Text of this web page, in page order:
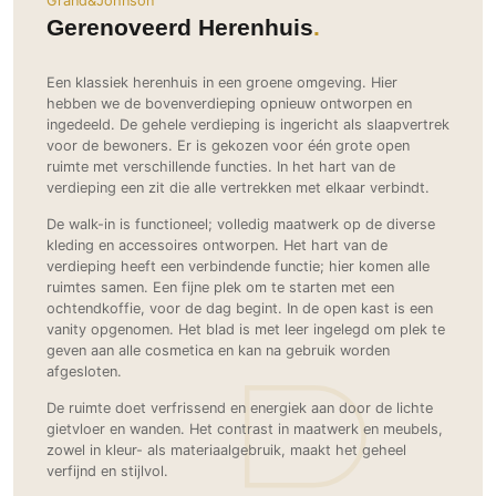
Woondecoratie
Roomdividers
Bedden
Meubels
Haarden
Glas
Interieurbouw
Trappen
Keuken
Keukens
Keukenapparatuur
Keukenbladen
Ramen
Deursystemen
Glazen wandsystemen
Vouwwanden
Garagedeuren
Zonwering
Zonwering
Buitenshutters
Overig
Autolift
3D visualisaties
Gevel
Tuinmeubelen
Omheining
Hekwerken en poorten
Zwemmen
Zwembad en zwemvijver
Tuin wellness
Vloer
Buitenvloeren
Houten buitenvloeren
Natuursteen en keramiek
buitenvloeren
Vlonders
Kinderkamer
Slaapkamer
Thuisbioscoop
Toilet
Wellness
Wijnkelder
Woonkamer
Buitenkijken
Bijgebouw / Poolhouse
Tuin
Gerenoveerd Herenhuis
Een klassiek herenhuis in een groene omgeving. Hier
hebben we de bovenverdieping opnieuw ontworpen en
ingedeeld. De gehele verdieping is ingericht als slaapvertrek
voor de bewoners. Er is gekozen voor één grote open
ruimte met verschillende functies. In het hart van de
verdieping een zit die alle vertrekken met elkaar verbindt.
De walk-in is functioneel; volledig maatwerk op de diverse
kleding en accessoires ontworpen. Het hart van de
verdieping heeft een verbindende functie; hier komen alle
ruimtes samen. Een fijne plek om te starten met een
ochtendkoffie, voor de dag begint. In de open kast is een
vanity opgenomen. Het blad is met leer ingelegd om plek te
geven aan alle cosmetica en kan na gebruik worden
afgesloten.
De ruimte doet verfrissend en energiek aan door de lichte
gietvloer en wanden. Het contrast in maatwerk en meubels,
zowel in kleur- als materiaalgebruik, maakt het geheel
verfijnd en stijlvol.